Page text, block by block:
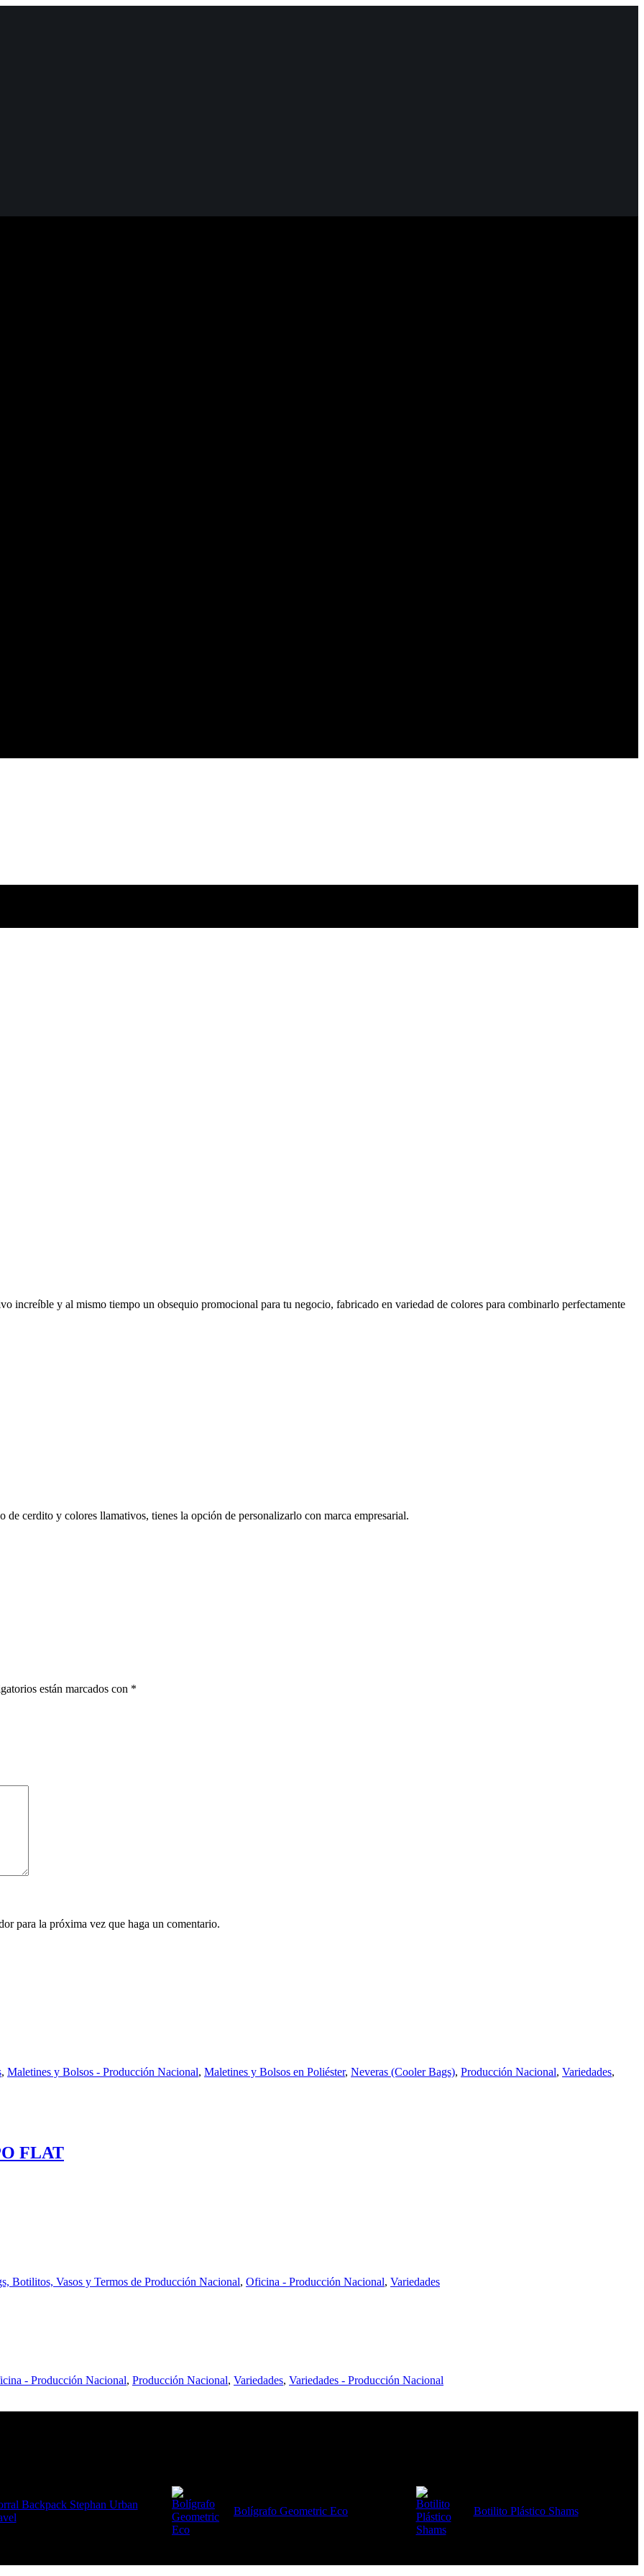
increíble y al mismo tiempo un obsequio promocional para tu negocio, fabricado en variedad de colores para combinarlo perfectamente
cerdito y colores llamativos, tienes la opción de personalizarlo con marca empresarial.
están marcados con *
para la próxima vez que haga un comentario.
, Maletines y Bolsos - Producción Nacional, Maletines y Bolsos en Poliéster, Neveras (Cooler Bags), Producción Nacional, Variedades,
FLAT
Botilitos, Vasos y Termos de Producción Nacional, Oficina - Producción Nacional, Variedades
- Producción Nacional, Producción Nacional, Variedades, Variedades - Producción Nacional
Backpack Stephan Urban
Bolígrafo Geometric Eco Botilito Plástico Shams